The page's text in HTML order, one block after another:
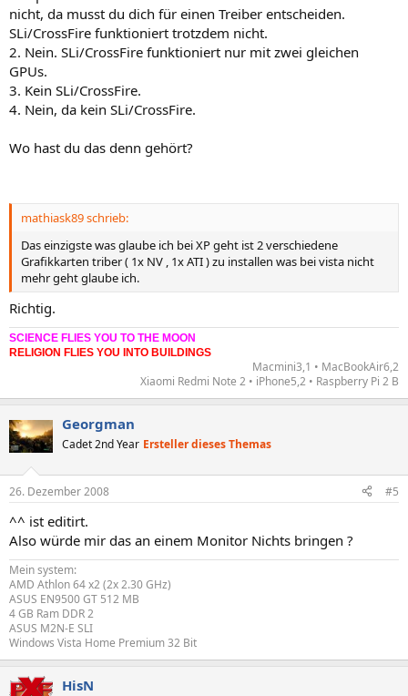
nicht, da musst du dich für einen Treiber entscheiden.
SLi/CrossFire funktioniert trotzdem nicht.
2. Nein. SLi/CrossFire funktioniert nur mit zwei gleichen
GPUs.
3. Kein SLi/CrossFire.
4. Nein, da kein SLi/CrossFire.
Wo hast du das denn gehört?
mathiask89 schrieb:
Das einzigste was glaube ich bei XP geht ist 2 verschiedene
Grafikkarten triber ( 1x NV , 1x ATI ) zu installen was bei vista nicht
mehr geht glaube ich.
Richtig.
SCIENCE FLIES YOU TO THE MOON
RELIGION FLIES YOU INTO BUILDINGS
Macmini3,1 • MacBookAir6,2
Xiaomi Redmi Note 2 • iPhone5,2 • Raspberry Pi 2 B​
Georgman
Cadet 2nd Year Ersteller dieses Themas
26. Dezember 2008 #5
^^ ist editirt.
Also würde mir das an einem Monitor Nichts bringen ?
Mein system:
AMD Athlon 64 x2 (2x 2.30 GHz)
ASUS EN9500 GT 512 MB
4 GB Ram DDR 2
ASUS M2N-E SLI
Windows Vista Home Premium 32 Bit
HisN